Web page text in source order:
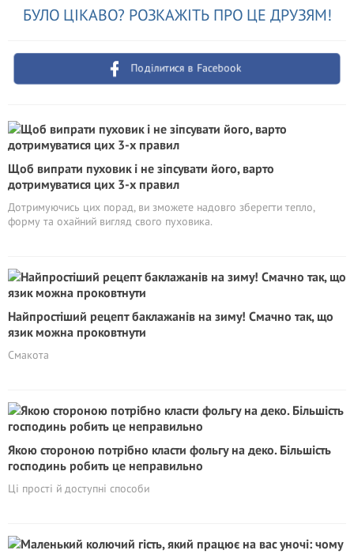
БУЛО ЦІКАВО? РОЗКАЖІТЬ ПРО ЦЕ ДРУЗЯМ!
Поділитися в Facebook
Щоб випрати пуховик і не зіпсувати його, варто
дотримуватися цих 3-х правил
Дотримуючись цих порад, ви зможете надовго зберегти тепло,
форму та охайний вигляд свого пуховика.
Найпростіший рецепт баклажанів на зиму! Смачно так, що
язик можна проковтнути
Смакота
Якою стороною потрібно класти фольгу на деко. Більшість
господинь робить це неправильно
Ці прості й доступні способи